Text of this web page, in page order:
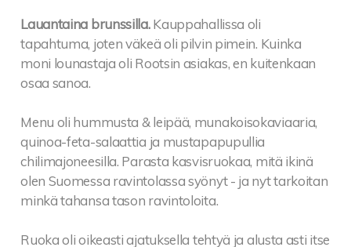
Lauantaina brunssilla. Kauppahallissa oli
tapahtuma, joten väkeä oli pilvin pimein. Kuinka
moni lounastaja oli Rootsin asiakas, en kuitenkaan
osaa sanoa.
Menu oli hummusta & leipää, munakoisokaviaaria,
quinoa-feta-salaattia ja mustapapupullia
chilimajoneesilla. Parasta kasvisruokaa, mitä ikinä
olen Suomessa ravintolassa syönyt - ja nyt tarkoitan
minkä tahansa tason ravintoloita.
Ruoka oli oikeasti ajatuksella tehtyä ja alusta asti itse